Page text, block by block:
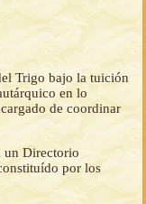
Trigo bajo la tuición
en lo
de coordinar
un Directorio
por los